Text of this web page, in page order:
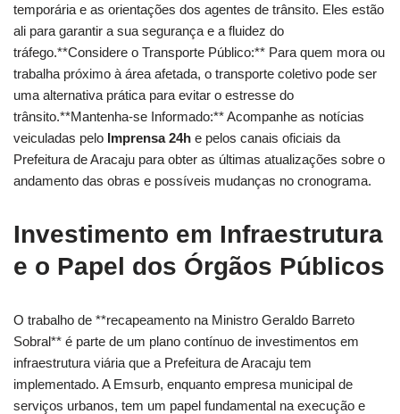
temporária e as orientações dos agentes de trânsito. Eles estão
ali para garantir a sua segurança e a fluidez do
tráfego.**Considere o Transporte Público:** Para quem mora ou
trabalha próximo à área afetada, o transporte coletivo pode ser
uma alternativa prática para evitar o estresse do
trânsito.**Mantenha-se Informado:** Acompanhe as notícias
veiculadas pelo Imprensa 24h e pelos canais oficiais da
Prefeitura de Aracaju para obter as últimas atualizações sobre o
andamento das obras e possíveis mudanças no cronograma.
Investimento em Infraestrutura
e o Papel dos Órgãos Públicos
O trabalho de **recapeamento na Ministro Geraldo Barreto
Sobral** é parte de um plano contínuo de investimentos em
infraestrutura viária que a Prefeitura de Aracaju tem
implementado. A Emsurb, enquanto empresa municipal de
serviços urbanos, tem um papel fundamental na execução e